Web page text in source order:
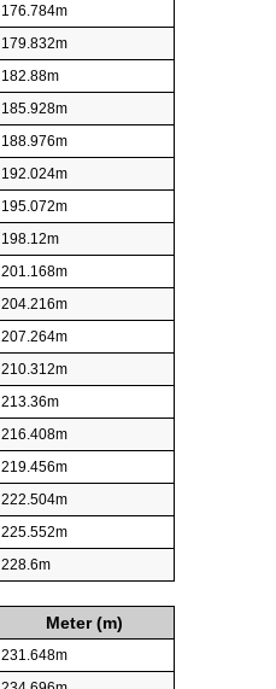
176.784m
179.832m
182.88m
185.928m
188.976m
192.024m
195.072m
198.12m
201.168m
204.216m
207.264m
210.312m
213.36m
216.408m
219.456m
222.504m
225.552m
228.6m
Meter (m)
231.648m